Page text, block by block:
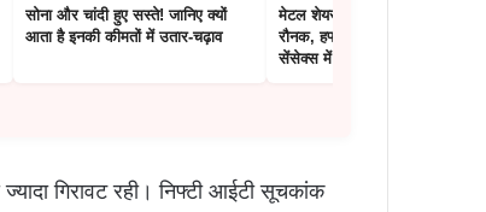
सोना और चांदी हुए सस्ते! जानिए क्यों
आता है इनकी कीमतों में उतार-चढ़ाव
मेटल शेयरों की चमक से बाजार में लौटी
रौनक, हफ्ते के आखिरी कारोबारी दिन
सेंसेक्स में आई 450 अंक की उछाल
गिरावट रही। निफ्टी आईटी सूचकांक